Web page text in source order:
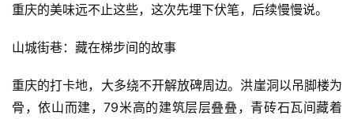
词
开
代
码
重庆的美味远不止这些，这次先埋下伏笔，后续慢慢说。
山城街巷：藏在梯步间的故事
重庆的打卡地，大多绕不开解放碑周边。洪崖洞以吊脚楼为
骨，依山而建，79米高的建筑层层叠叠，青砖石瓦间藏着